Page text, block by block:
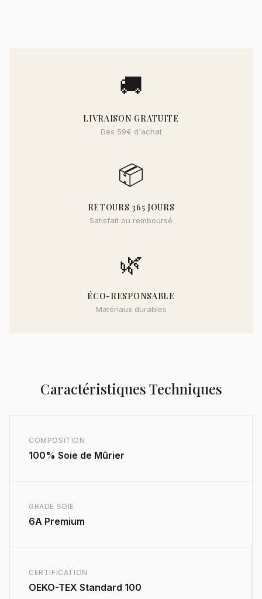
🚚
LIVRAISON GRATUITE
Dès 59€ d'achat
📦
RETOURS 365 JOURS
Satisfait ou remboursé
🌿
ÉCO-RESPONSABLE
Matériaux durables
Caractéristiques Techniques
COMPOSITION
100% Soie de Mûrier
GRADE SOIE
6A Premium
CERTIFICATION
OEKO-TEX Standard 100